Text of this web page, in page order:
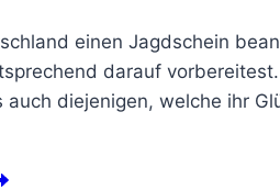
einen Jagdschein
darauf
diejenigen, welche ihr